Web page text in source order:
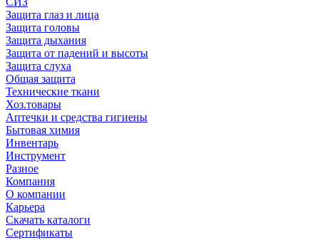
Защита глаз и лица
Защита головы
Защита дыхания
Защита от падений и высоты
Защита слуха
Общая защита
Технические ткани
Хоз.товары
Аптечки и средства гигиены
Бытовая химия
Инвентарь
Инструмент
Разное
Компания
О компании
Карьера
Cкачать каталоги
Сертификаты